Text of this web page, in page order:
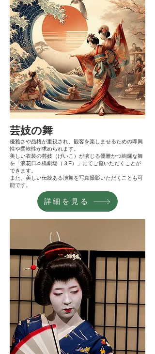
芸妓の舞
優雅さや品格が重視され、観客を楽しませるための即興
性や柔軟性が求められます。
美しい衣装の芸妓（げいこ）が演じる優雅かつ絢爛な舞
を「浪花日本橋劇場（３F）」にてご覧いただくことが
できます。
また、美しい伝統ある演舞を写真撮影いただくことも可
能です。​
詳細を見る